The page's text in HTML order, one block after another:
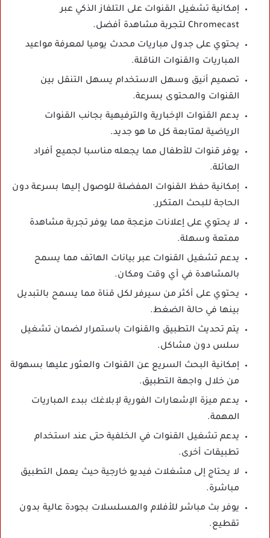
إمكانية تشغيل القنوات على التلفاز الذكي عبر
Chromecast لتجربة مشاهدة أفضل.
يحتوي على جدول مباريات محدث يوميا لمعرفة مواعيد
المباريات والقنوات الناقلة.
تصميم أنيق وسهل الاستخدام يسهل التنقل بين
القنوات والمحتوى بسرعة.
يدعم القنوات الإخبارية والترفيهية بجانب القنوات
الرياضية لمتابعة كل ما هو جديد.
يوفر قنوات للأطفال مما يجعله مناسبا لجميع أفراد
العائلة.
إمكانية حفظ القنوات المفضلة للوصول إليها بسرعة دون
الحاجة للبحث المتكرر.
لا يحتوي على إعلانات مزعجة مما يوفر تجربة مشاهدة
ممتعة وسهلة.
يدعم تشغيل القنوات عبر بيانات الهاتف مما يسمح
بالمشاهدة في أي وقت ومكان.
يحتوي على أكثر من سيرفر لكل قناة مما يسمح بالتبديل
بينها في حالة الضغط.
يتم تحديث التطبيق والقنوات باستمرار لضمان تشغيل
سلس دون مشاكل.
إمكانية البحث السريع عن القنوات والعثور عليها بسهولة
من خلال واجهة التطبيق.
يدعم ميزة الإشعارات الفورية لإبلاغك ببدء المباريات
المهمة.
يدعم تشغيل القنوات في الخلفية حتى عند استخدام
تطبيقات أخرى.
لا يحتاج إلى مشغلات فيديو خارجية حيث يعمل التطبيق
مباشرة.
يوفر بث مباشر للأفلام والمسلسلات بجودة عالية بدون
تقطيع.